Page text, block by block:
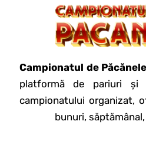
Campionatul de Păcănele
platformă de pariuri și
campionatului organizat,
bunuri,